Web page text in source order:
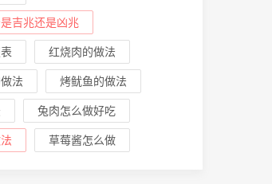
吉兆还是凶兆
红烧肉的做法
法 烤鱿鱼的做法
兔肉怎么做好吃
草莓酱怎么做